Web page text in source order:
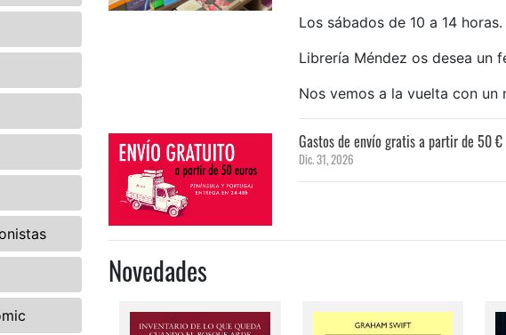
Los sábados de 10 a 14 horas.
Librería Méndez os desea un
Nos vemos a la vuelta con
Gastos de envío gratis a partir de 50 €
Dic. 31, 2026
Novedades